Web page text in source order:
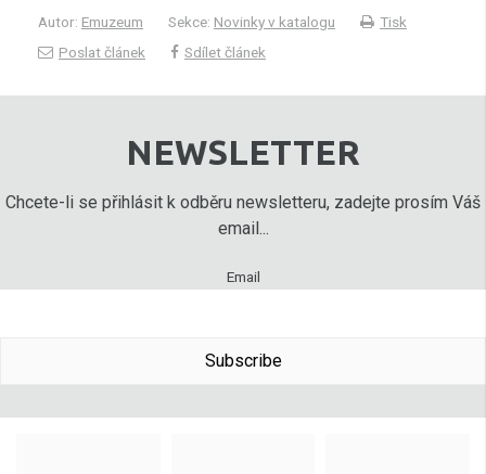
Autor: Emuzeum Sekce: Novinky v katalogu
Tisk
Poslat článek
Sdílet článek
NEWSLETTER
Chcete-li se přihlásit k odběru newsletteru, zadejte prosím Váš
email...
Email
Subscribe